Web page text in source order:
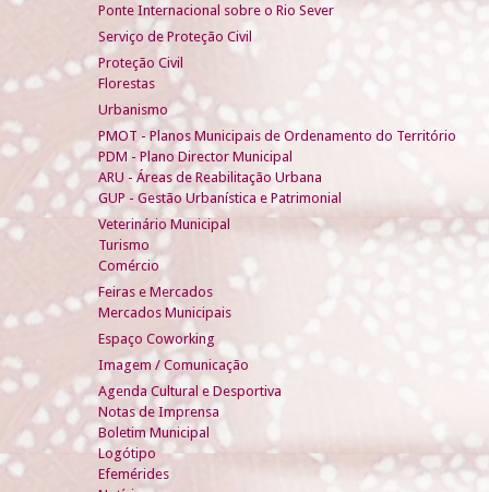
Ponte Internacional sobre o Rio Sever
Serviço de Proteção Civil
Proteção Civil
Florestas
Urbanismo
PMOT - Planos Municipais de Ordenamento do Território
PDM - Plano Director Municipal
ARU - Áreas de Reabilitação Urbana
GUP - Gestão Urbanística e Patrimonial
Veterinário Municipal
Turismo
Comércio
Feiras e Mercados
Mercados Municipais
Espaço Coworking
Imagem / Comunicação
Agenda Cultural e Desportiva
Notas de Imprensa
Boletim Municipal
Logótipo
Efemérides